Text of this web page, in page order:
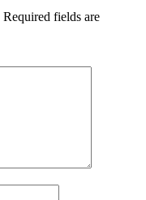
Required fields are